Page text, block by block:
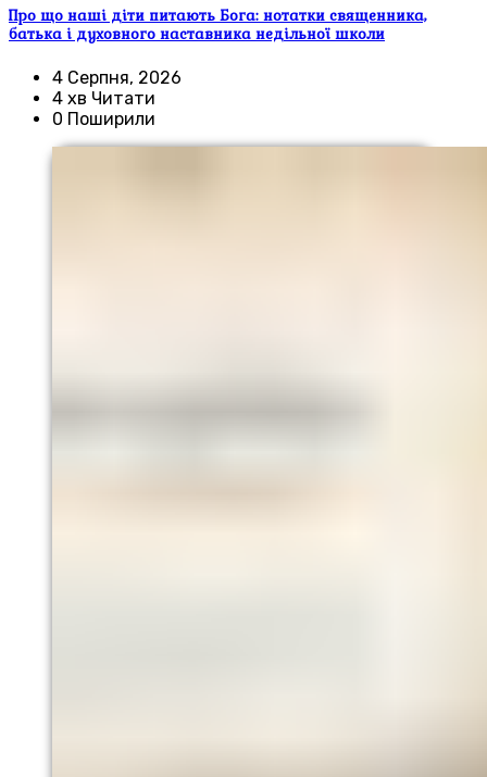
Про що наші діти питають Бога: нотатки священника,
батька і духовного наставника недільної школи
4 Серпня, 2026
4 хв Читати
0 Поширили